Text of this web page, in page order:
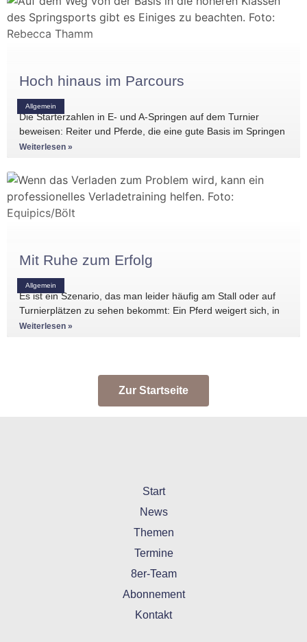
Allgemein
Hoch hinaus im Parcours
Die Starterzahlen in E- und A-Springen auf dem Turnier
beweisen: Reiter und Pferde, die eine gute Basis im Springen
haben, gibt es
Weiterlesen »
Allgemein
Mit Ruhe zum Erfolg
Es ist ein Szenario, das man leider häufig am Stall oder auf
Turnierplätzen zu sehen bekommt: Ein Pferd weigert sich, in
den Anhänger zu
Weiterlesen »
Zur Startseite
Start
News
Themen
Termine
8er-Team
Abonnement
Kontakt